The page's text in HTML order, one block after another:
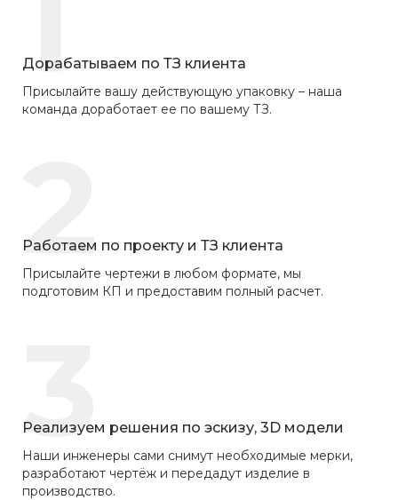
Дорабатываем по ТЗ клиента
Присылайте вашу действующую упаковку – наша
команда доработает ее по вашему ТЗ.
2
Работаем по проекту и ТЗ клиента
Присылайте чертежи в любом формате, мы
подготовим КП и предоставим полный расчет.
3
Реализуем решения по эскизу, 3D модели
Наши инженеры сами снимут необходимые мерки,
разработают чертёж и передадут изделие в
производство.